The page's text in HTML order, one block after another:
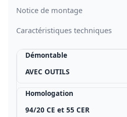
Notice de montage
Caractéristiques techniques
Démontable
AVEC OUTILS
Homologation
94/20 CE et 55 CER